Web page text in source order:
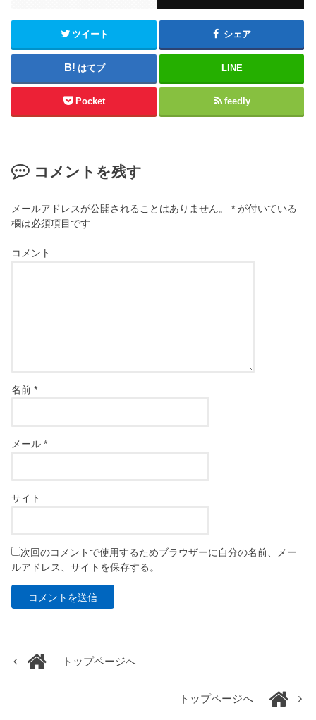
ツイート シェア
はてブ LINE
Pocket feedly
コメントを残す
メールアドレスが公開されることはありません。 * が付いている
欄は必須項目です
コメント
名前*
メール*
サイト
次回のコメントで使用するためブラウザーに自分の名前、メー
ルアドレス、サイトを保存する。
トップページへ
トップページへ